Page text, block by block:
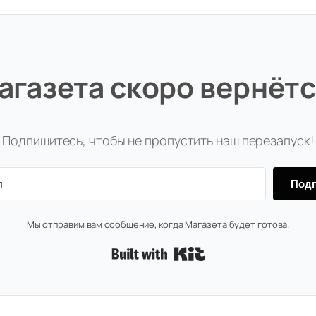
скоро
Подпишитесь, чтобы не пропустить наш перезапуск!
Мы отправим вам сообщение, когда Магазета будет готова.
Built with Kit